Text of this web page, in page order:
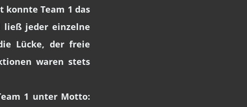
konnte Team 1 das
ließ jeder einzelne
Lücke, der freie
waren stets
1 unter Motto: